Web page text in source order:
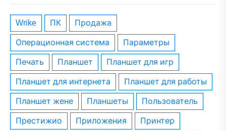
wrike ПК Продажа
операционная система параметры
печать планшет планшет для игр
планшет для интернета планшет для работы
планшет жене планшеты пользователь
престижио приложения принтер